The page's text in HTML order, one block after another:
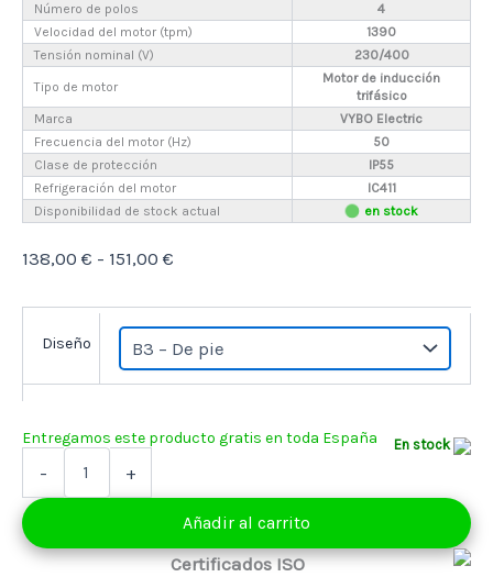
Número de polos
4
Velocidad del motor (tpm)
1390
Tensión nominal (V)
230/400
Tipo de motor
Motor de inducción
trifásico
Marca
VYBO Electric
Frecuencia del motor (Hz)
50
Clase de protección
IP55
Refrigeración del motor
IC411
Disponibilidad de stock actual
en stock
138,00 € - 151,00 €
desde
138,00 €
151,00 €
Diseño
En stock
-
eléctrico
1,1
kW
400V
+
Añadir al carrito
Certificados ISO